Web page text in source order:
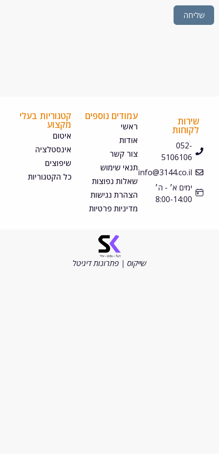
052-
5106106
info@3144.co.il
ימים א׳ - ה׳
8:00-14:00
עמודים נוספים
צור קשר
תנאי שימוש
שאלות נפוצות
הצהרת נגישות
מדיניות פרטיות
קטגוריות בעלי
אינסטלציה
שיפוצים
כל הקטגוריות
שייקוס | פתרונות דיגיטל
שמורות